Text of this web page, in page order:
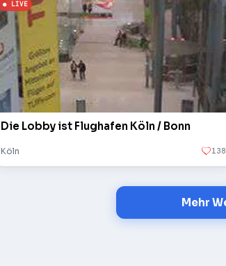
Die Lobby ist Flughafen Köln / Bonn
Köln 138
Mehr